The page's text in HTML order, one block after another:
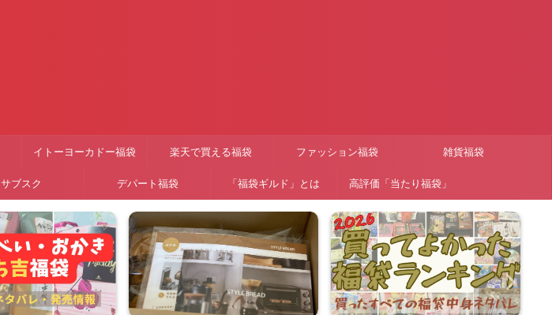
イトーヨーカドー福袋 楽天で買える福袋 ファッション福袋 雑貨福袋
サブスク デパート福袋 「福袋ギルド」とは 高評価「当たり福袋」